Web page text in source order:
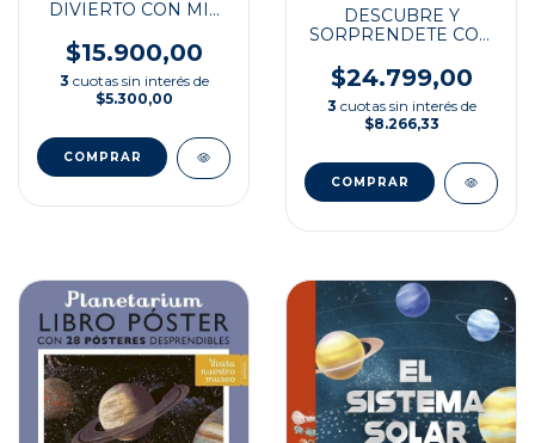
DIVIERTO CON MIS
ESPACIO
$15.900,00
3 cuotas sin interés de
$5.300,00
DESCUBRE Y
SORPRENDETE CON
$24.799,00
3 cuotas sin interés de
$8.266,33